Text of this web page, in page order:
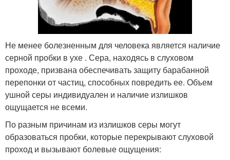
Не менее болезненным для человека является наличие
серной пробки в ухе . Сера, находясь в слуховом
проходе, призвана обеспечивать защиту барабанной
перепонки от частиц, способных повредить ее. Объем
ушной серы индивидуален и наличие излишков
ощущается не всеми.
По разным причинам из излишков серы могут
образоваться пробки, которые перекрывают слуховой
проход и вызывают болевые ощущения: